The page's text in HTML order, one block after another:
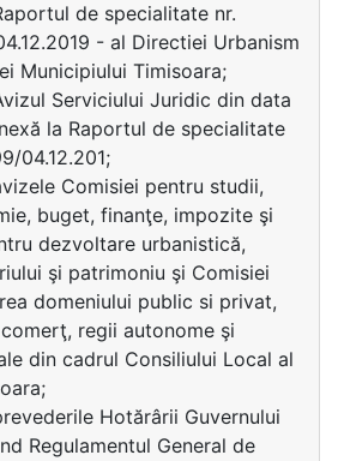
de specialitate nr.
- al Directiei Urbanism
Municipiului Timisoara;
Serviciului Juridic din data
la Raportul de specialitate
04.12.201;
Comisiei pentru studii,
buget, finanţe, impozite şi
dezvoltare urbanistică,
şi patrimoniu şi Comisiei
domeniului public si privat,
regii autonome şi
din cadrul Consiliului Local al
Hotărârii Guvernului
Regulamentul General de